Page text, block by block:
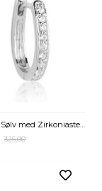
Ovale Creoler i Sølv med Zirkoniasten - 15 mm
325,00